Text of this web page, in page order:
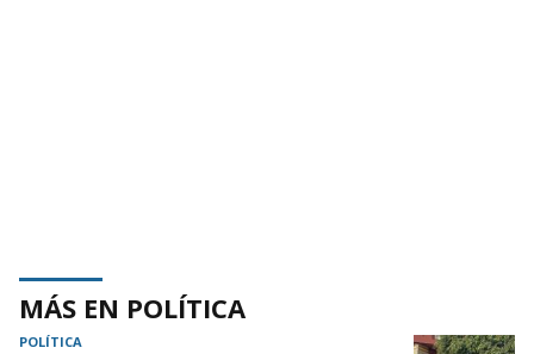
MÁS EN POLÍTICA
POLÍTICA